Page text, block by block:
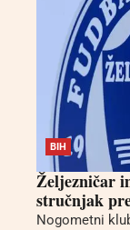
BIH
Željezničar
stručnjak
Nogometni